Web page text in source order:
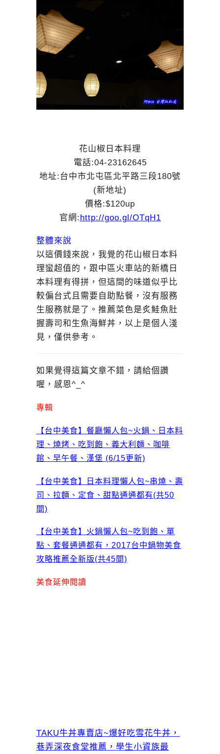
花山椒日本料理
電話:04-23162645
地址:台中市北屯區北平路三段180號
(新地址)
價格:$120up
官網:http://goo.gl/OTqH1
整體來說
以這價錢來說，我覺的花山椒日本料
理蠻超值的，跟中區火車站的新橋日
本料理有得拼，但這間的味道似乎比
較偏台式且需要自助點餐，沒有服務
生服務就是了。推薦菜色是炙鮭魚肚
握壽司和生魚海鮮丼，以上是個人淺
見，僅供參考。
如果覺得這篇文章不錯，請給個讚
喔，感恩^_^
專輯
【台中美食】餐廳懶人包~火鍋、日本料
理、燒烤、吃到飽、義大利麵、咖啡
館、早午餐、漢堡 (6/15更新)
【台中美食】日本料理懶人包~串燒、壽
司、拉麵、定食、甜點通通都有(共50
間)
【台中美食】火鍋懶人包~吃到飽、單
點、套餐通通都有，2017台中鍋物美食
攻略推薦全新版(共45間)
美食延伸閱讀
TAKU牛丼專賣店~爆好吃雪花牛丼，
巷弄深夜食堂推薦，學生小資族最